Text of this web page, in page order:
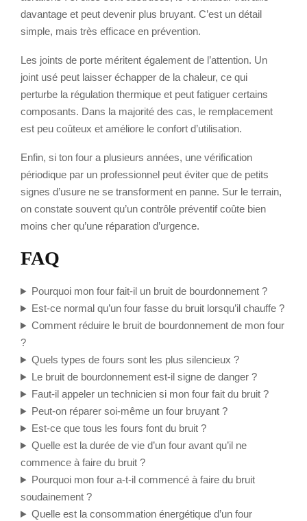
davantage et peut devenir plus bruyant. C’est un détail
simple, mais très efficace en prévention.
Les joints de porte méritent également de l’attention. Un
joint usé peut laisser échapper de la chaleur, ce qui
perturbe la régulation thermique et peut fatiguer certains
composants. Dans la majorité des cas, le remplacement
est peu coûteux et améliore le confort d’utilisation.
Enfin, si ton four a plusieurs années, une vérification
périodique par un professionnel peut éviter que de petits
signes d’usure ne se transforment en panne. Sur le terrain,
on constate souvent qu’un contrôle préventif coûte bien
moins cher qu’une réparation d’urgence.
FAQ
Pourquoi mon four fait-il un bruit de bourdonnement ?
Est-ce normal qu’un four fasse du bruit lorsqu’il chauffe ?
Comment réduire le bruit de bourdonnement de mon four
?
Quels types de fours sont les plus silencieux ?
Le bruit de bourdonnement est-il signe de danger ?
Faut-il appeler un technicien si mon four fait du bruit ?
Peut-on réparer soi-même un four bruyant ?
Est-ce que tous les fours font du bruit ?
Quelle est la durée de vie d’un four avant qu’il ne
commence à faire du bruit ?
Pourquoi mon four a-t-il commencé à faire du bruit
soudainement ?
Quelle est la consommation énergétique d’un four